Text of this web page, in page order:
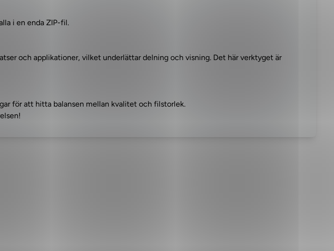
i en enda ZIP-fil.
och applikationer, vilket underlättar delning och visning. Det här verktyget är
för att hitta balansen mellan kvalitet och filstorlek.